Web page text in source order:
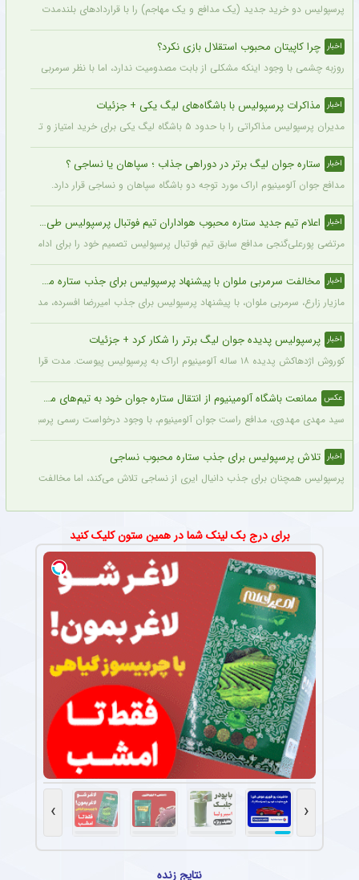
پرسپولیس دو خرید جدید (یک مدافع و یک مهاجم) را با قراردادهای بلندمدت نهایی کرده
اخبار چرا کاپیتان محبوب استقلال بازی نکرد؟
روزبه چشمی با وجود اینکه مشکلی از بابت مصدومیت ندارد، اما با نظر سرمربی استقلال
اخبار مذاکرات پرسپولیس با باشگاه‌های لیگ یکی + جزئیات
مدیران پرسپولیس مذاکراتی را با حدود ۵ باشگاه لیگ یکی برای خرید امتیاز و تشکیل تیم «ب» آغاز کرده‌اند.
اخبار ستاره جوان لیگ برتر در دوراهی جذاب ؛ سپاهان یا نساجی ؟
مدافع جوان آلومینیوم اراک مورد توجه دو باشگاه سپاهان و نساجی قرار دارد.
اخبار اعلام تیم جدید ستاره محبوب هواداران تیم فوتبال پرسپولیس طی ۴۸ ساعت آینده
مرتضی پورعلی‌گنجی مدافع سابق تیم فوتبال پرسپولیس تصمیم خود را برای ادامه
اخبار مخالفت سرمربی ملوان با پیشنهاد پرسپولیس برای جذب ستاره محبوبش
مازیار زارع، سرمربی ملوان، با پیشنهاد پرسپولیس برای جذب امیررضا افسرده، مدافع
اخبار پرسپولیس پدیده جوان لیگ برتر را شکار کرد + جزئیات
کوروش اژدهاکش پدیده ۱۸ ساله آلومینیوم اراک به پرسپولیس پیوست. مدت قرارداد اژدهاکش با پرسپولیس به مدت ۴ سال است.
عکس ممانعت باشگاه آلومینیوم از انتقال ستاره جوان خود به تیم‌های مدعی + عکس
سید مهدی مهدوی، مدافع راست جوان آلومینیوم، با وجود درخواست رسمی پرسپولیس،
اخبار تلاش پرسپولیس برای جذب ستاره محبوب نساجی
پرسپولیس همچنان برای جذب دانیال ایری از نساجی تلاش می‌کند، اما مخالفت
برای درج بک لینک شما در همین ستون کلیک کنید
‹
›
نتایج زنده